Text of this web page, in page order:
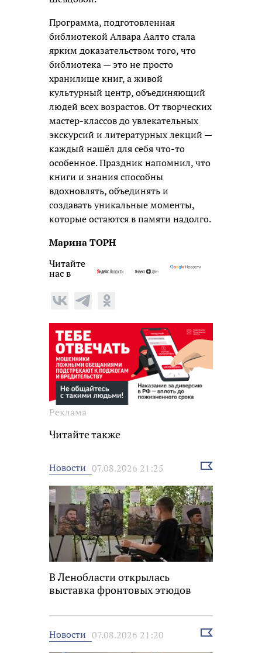
Программа, подготовленная
библиотекой Алвара Аалто стала
ярким доказательством того, что
библиотека — это не просто
хранилище книг, а живой
культурный центр, объединяющий
людей всех возрастов. От творческих
мастер-классов до увлекательных
экскурсий и литературных лекций —
каждый нашёл для себя что-то
особенное. Праздник напомнил, что
книги и знания способны
вдохновлять, объединять и
создавать уникальные моменты,
которые остаются в памяти надолго.
Марина ТОРН
Читайте
нас в
Реклама
Читайте также
Новости 07.08.2026 21:25
Выбрать
В Ленобласти открылась
выставка фронтовых этюдов
Новости 07.08.2026 21:20
Выбрать